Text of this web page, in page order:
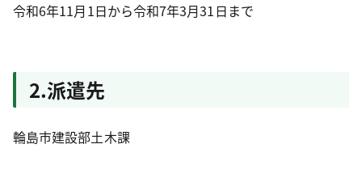
令和6年11月1日から令和7年3月31日まで
2.派遣先
輪島市建設部土木課